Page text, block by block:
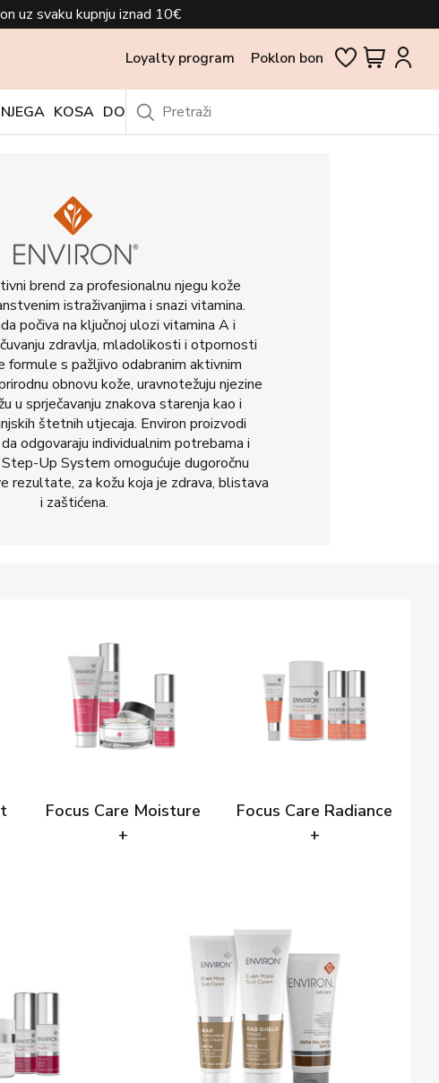
uz svaku kupnju iznad 10€
Loyalty program Poklon bon
NJEGA KOSA DODACI OUTLET
brend za profesionalnu njegu kože
istraživanjima i snazi vitamina.
počiva na ključnoj ulozi vitamina A i
zdravlja, mladolikosti i otpornosti
formule s pažljivo odabranim aktivnim
obnovu kože, uravnotežuju njezine
u sprječavanju znakova starenja kao i
štetnih utjecaja. Environ proizvodi
odgovaraju individualnim potrebama i
Up System omogućuje dugoročnu
rezultate, za kožu koja je zdrava, blistava
i zaštićena.
Focus Care Moisture
+
Focus Care Radiance
+